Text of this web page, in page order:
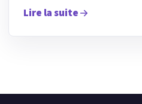
Lire la suite